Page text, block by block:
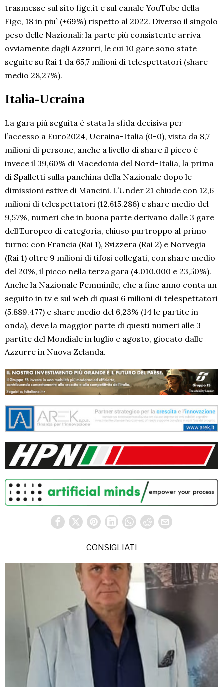
trasmesse sul sito figc.it e sul canale YouTube della
Figc, 18 in piu` (+69%) rispetto al 2022. Diverso il singolo
peso delle Nazionali: la parte più consistente arriva
ovviamente dagli Azzurri, le cui 10 gare sono state
seguite su Rai 1 da 65,7 milioni di telespettatori (share
medio 28,27%).
Italia-Ucraina
La gara più seguita è stata la sfida decisiva per
l’accesso a Euro2024, Ucraina-Italia (0-0), vista da 8,7
milioni di persone, anche a livello di share il picco è
invece il 39,60% di Macedonia del Nord-Italia, la prima
di Spalletti sulla panchina della Nazionale dopo le
dimissioni estive di Mancini. L’Under 21 chiude con 12,6
milioni di telespettatori (12.615.286) e share medio del
9,57%, numeri che in buona parte derivano dalle 3 gare
dell’Europeo di categoria, chiuso purtroppo al primo
turno: con Francia (Rai 1), Svizzera (Rai 2) e Norvegia
(Rai 1) oltre 9 milioni di tifosi collegati, con share medio
del 20%, il picco nella terza gara (4.010.000 e 23,50%).
Anche la Nazionale Femminile, che a fine anno conta un
seguito in tv e sul web di quasi 6 milioni di telespettatori
(5.889.477) e share medio del 6,23% (14 le partite in
onda), deve la maggior parte di questi numeri alle 3
partite del Mondiale in luglio e agosto, giocato dalle
Azzurre in Nuova Zelanda.
CONSIGLIATI